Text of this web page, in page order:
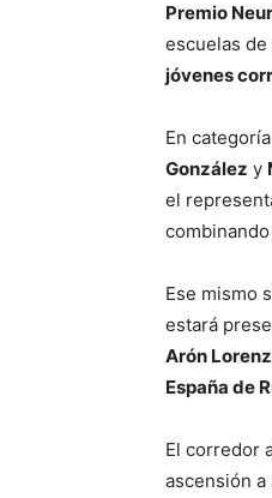
Premio
escuelas
jóvenes
En
González y
el
Ese mismo
estará
Arón
España de
El corredor
ascensión a